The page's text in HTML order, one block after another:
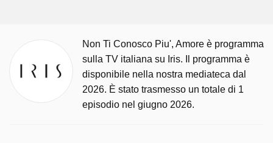
Non Ti Conosco Piu', Amore è programma
sulla TV italiana su Iris. Il programma è
disponibile nella nostra mediateca dal
2026. È stato trasmesso un totale di 1
episodio nel giugno 2026.